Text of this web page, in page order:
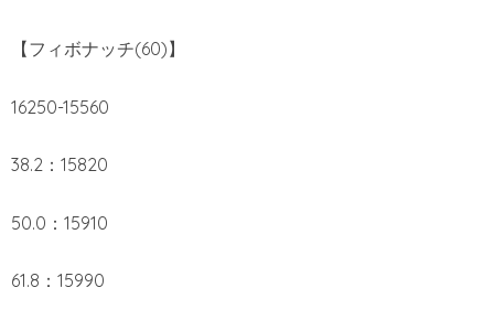
【フィボナッチ(60)】
16250-15560
38.2：15820
50.0：15910
61.8：15990